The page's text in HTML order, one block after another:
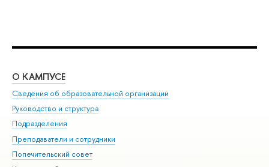
О КАМПУСЕ
Сведения об образовательной организации
Руководство и структура
Подразделения
Преподаватели и сотрудники
Попечительский совет